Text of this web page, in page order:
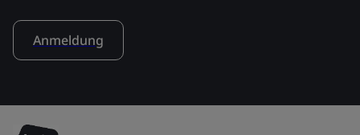
Anmeldung